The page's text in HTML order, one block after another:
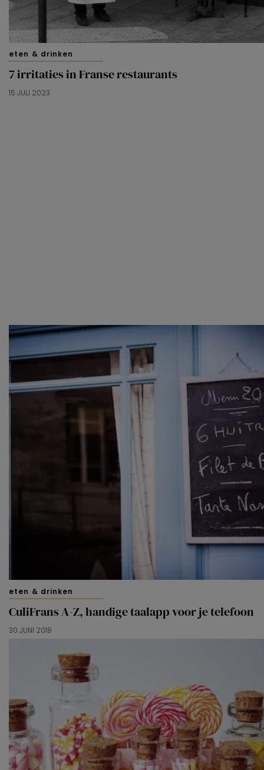
eten & drinken
7 irritaties in Franse restaurants
15 JULI 2023
eten & drinken
CuliFrans A-Z, handige taalapp voor je telefoon
30 JUNI 2018